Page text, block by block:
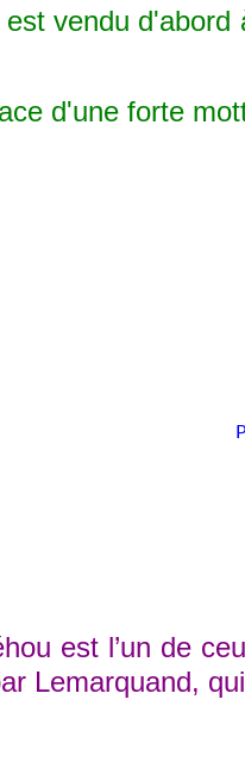
vendu d'abord
d'une forte
est l’un de
Lemarquand,